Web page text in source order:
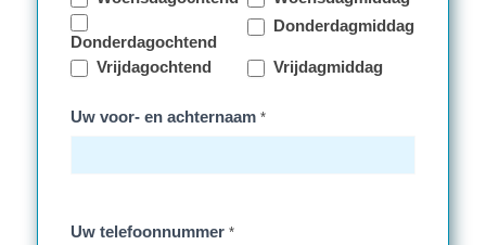
Donderdagochtend
Donderdagmiddag
Vrijdagochtend Vrijdagmiddag
Uw voor- en achternaam *
Uw telefoonnummer *